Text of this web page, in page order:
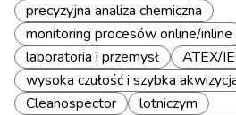
precyzyjna analiza chemiczna
monitoring procesów online/inline
laboratoria i przemysł
ATEX/
wysoka czułość i szybka
Cleanospector
lotniczym